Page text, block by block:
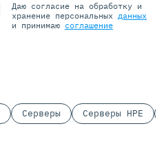
Даю согласие на обработку и
хранение персональных данных
и принимаю соглашение
Серверы Серверы HPE